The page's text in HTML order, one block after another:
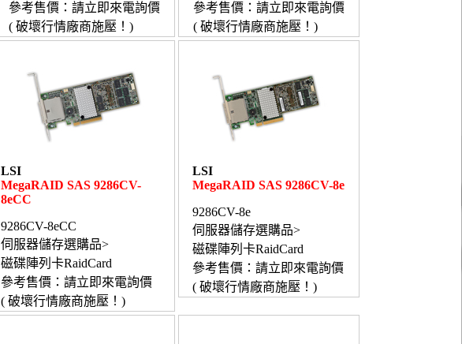
參考售價：請立即來電詢價
( 破壞行情廠商施壓！)
參考售價：請立即來電詢價
( 破壞行情廠商施壓！)
LSI
MegaRAID SAS 9286CV-
8eCC
9286CV-8eCC
伺服器儲存選購品>
磁碟陣列卡RaidCard
參考售價：請立即來電詢價
( 破壞行情廠商施壓！)
LSI
MegaRAID SAS 9286CV-8e
9286CV-8e
伺服器儲存選購品>
磁碟陣列卡RaidCard
參考售價：請立即來電詢價
( 破壞行情廠商施壓！)